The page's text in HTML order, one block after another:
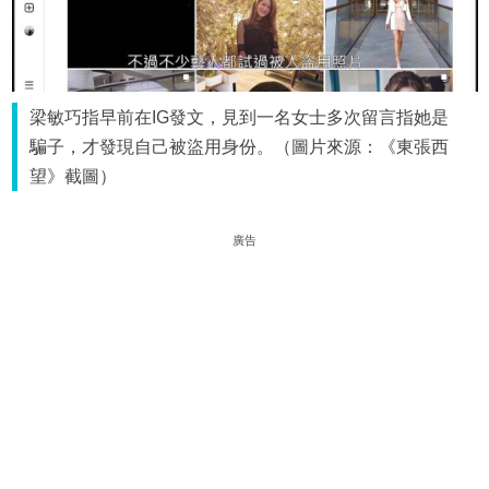
梁敏巧指早前在IG發文，見到一名女士多次留言指她是
騙子，才發現自己被盜用身份。（圖片來源：《東張西
望》截圖）
廣告